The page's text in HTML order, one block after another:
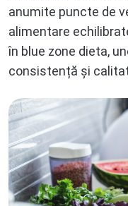
anumite puncte de
alimentare
în blue zone dieta,
consistență și